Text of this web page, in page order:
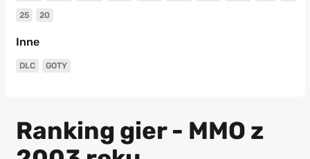
25 20
Inne
DLC GOTY
Ranking gier - MMO z